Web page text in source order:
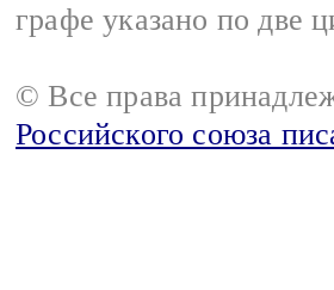
графе указано по две
© Все права
Российского союза